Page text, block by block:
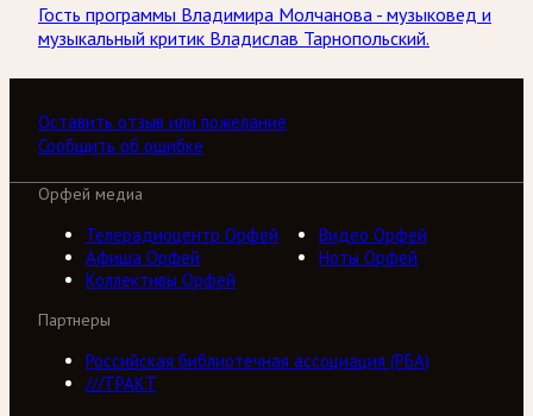
Гость программы Владимира Молчанова - музыковед и
музыкальный критик Владислав Тарнопольский.
Оставить отзыв или пожелание
Сообщить об ошибке
Орфей медиа
Телерадиоцентр Орфей
Видео Орфей
Афиша Орфей
Ноты Орфей
Коллективы Орфей
Партнеры
Российская библиотечная ассоциация (РБА)
///ТРАКТ